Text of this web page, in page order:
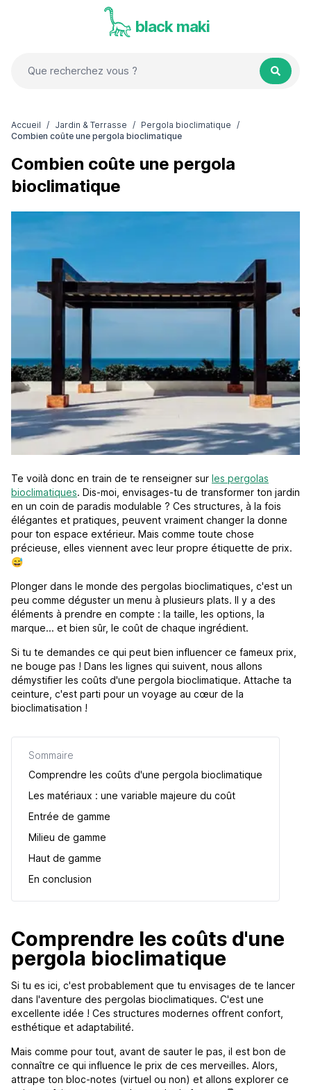
black maki
Accueil / Jardin & Terrasse / Pergola bioclimatique /
Combien coûte une pergola bioclimatique
Combien coûte une pergola
bioclimatique
Te voilà donc en train de te renseigner sur les pergolas
bioclimatiques. Dis-moi, envisages-tu de transformer ton jardin
en un coin de paradis modulable ? Ces structures, à la fois
élégantes et pratiques, peuvent vraiment changer la donne
pour ton espace extérieur. Mais comme toute chose
précieuse, elles viennent avec leur propre étiquette de prix.
😅
Plonger dans le monde des pergolas bioclimatiques, c'est un
peu comme déguster un menu à plusieurs plats. Il y a des
éléments à prendre en compte : la taille, les options, la
marque... et bien sûr, le coût de chaque ingrédient.
Si tu te demandes ce qui peut bien influencer ce fameux prix,
ne bouge pas ! Dans les lignes qui suivent, nous allons
démystifier les coûts d'une pergola bioclimatique. Attache ta
ceinture, c'est parti pour un voyage au cœur de la
bioclimatisation !
Sommaire
Comprendre les coûts d'une pergola bioclimatique
Les matériaux : une variable majeure du coût
Entrée de gamme
Milieu de gamme
Haut de gamme
En conclusion
Comprendre les coûts d'une
pergola bioclimatique
Si tu es ici, c'est probablement que tu envisages de te lancer
dans l'aventure des pergolas bioclimatiques. C'est une
excellente idée ! Ces structures modernes offrent confort,
esthétique et adaptabilité.
Mais comme pour tout, avant de sauter le pas, il est bon de
connaître ce qui influence le prix de ces merveilles. Alors,
attrape ton bloc-notes (virtuel ou non) et allons explorer ce